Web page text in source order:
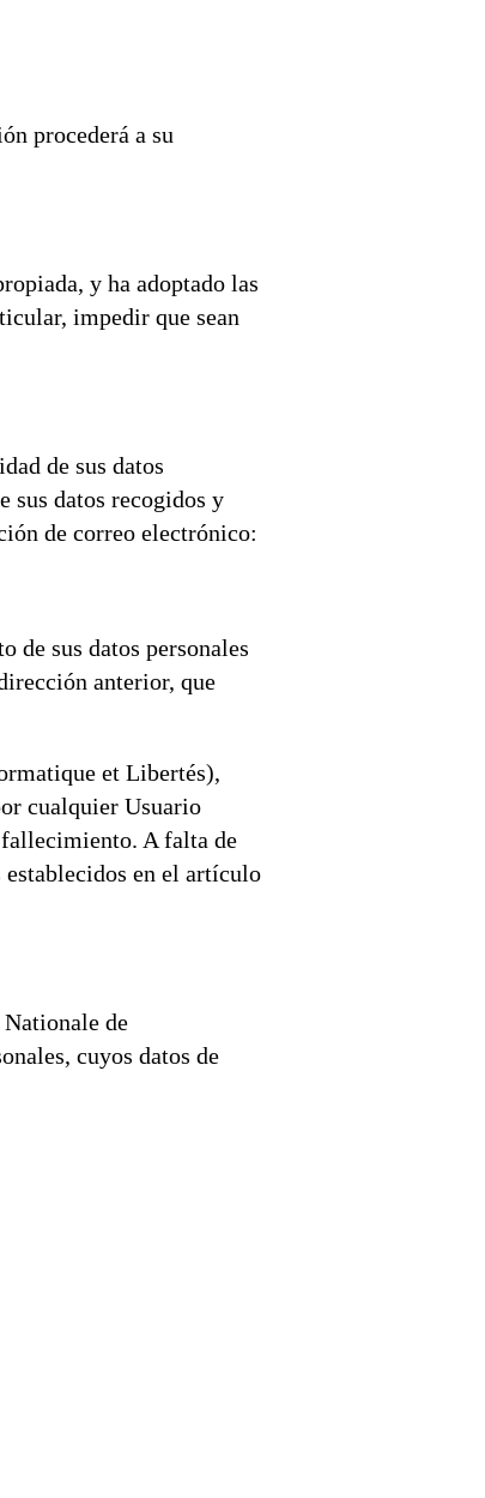
procederá a su
y ha adoptado las
impedir que sean
de sus datos
sus datos recogidos y
de correo electrónico:
de sus datos personales
anterior, que
et Libertés),
cualquier Usuario
fallecimiento. A falta de
en el artículo
de
cuyos datos de